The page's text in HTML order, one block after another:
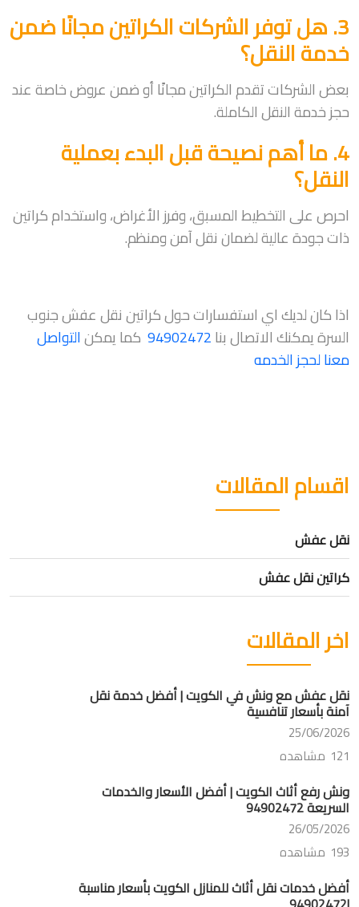
اقسام المقالات
نقل عفش
كراتين نقل عفش
اخر المقالات
نقل عفش مع ونش في الكويت | أفضل خدمة نقل
آمنة بأسعار تنافسية
25/06/2026
121 مشاهده
ونش رفع أثاث الكويت | أفضل الأسعار والخدمات
السريعة 94902472
26/05/2026
193 مشاهده
أفضل خدمات نقل أثاث للمنازل الكويت بأسعار مناسبة
3. هل توفر الشركات الكراتين مجانًا ضمن
خدمة النقل؟
بعض الشركات تقدم الكراتين مجانًا أو ضمن عروض خاصة عند
حجز خدمة النقل الكاملة.
4. ما أهم نصيحة قبل البدء بعملية
النقل؟
احرص على التخطيط المسبق، وفرز الأغراض، واستخدام كراتين
ذات جودة عالية لضمان نقل آمن ومنظم.
اذا كان لديك اي استفسارات حول كراتين نقل عفش جنوب
السرة يمكنك الاتصال بنا94902472 كما يمكنالتواصل
معنا لحجز الخدمه